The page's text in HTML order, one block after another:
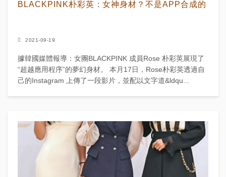
BLACKPINK朴彩英：女神身材？不是APP合成的
2021-09-19
據韓國媒體報導：女團BLACKPINK 成員Rose 朴彩英展現了
“超越應用程序”的夢幻身材。 本月17日，Rose朴彩英透過自
己的Instagram 上傳了一段影片，並配以文字道&ldqu...